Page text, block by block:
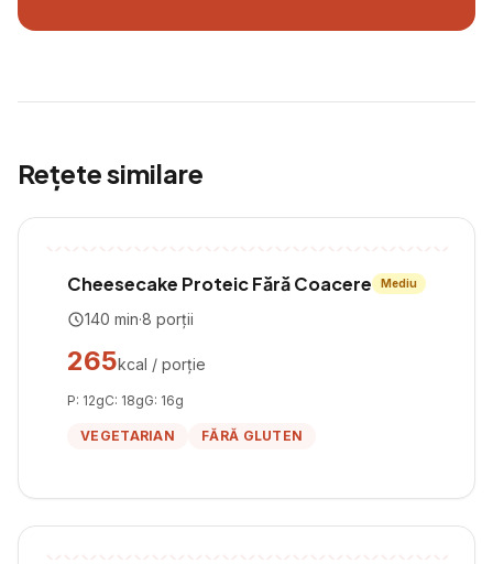
Rețete similare
Cheesecake Proteic Fără Coacere Mediu
140 min·8 porții
265kcal / porție
P: 12gC: 18gG: 16g
VEGETARIAN FĂRĂ GLUTEN